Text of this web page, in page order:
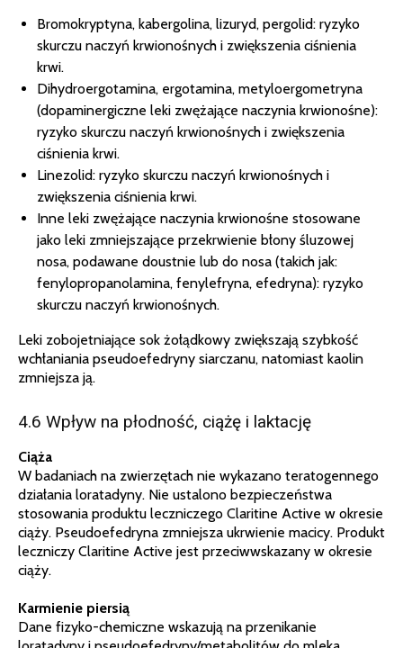
Bromokryptyna, kabergolina, lizuryd, pergolid: ryzyko
skurczu naczyń krwionośnych i zwiększenia ciśnienia
krwi.
Dihydroergotamina, ergotamina, metyloergometryna
(dopaminergiczne leki zwężające naczynia krwionośne):
ryzyko skurczu naczyń krwionośnych i zwiększenia
ciśnienia krwi.
Linezolid: ryzyko skurczu naczyń krwionośnych i
zwiększenia ciśnienia krwi.
Inne leki zwężające naczynia krwionośne stosowane
jako leki zmniejszające przekrwienie błony śluzowej
nosa, podawane doustnie lub do nosa (takich jak:
fenylopropanolamina, fenylefryna, efedryna): ryzyko
skurczu naczyń krwionośnych.
Leki zobojetniające sok żołądkowy zwiększają szybkość
wchłaniania pseudoefedryny siarczanu, natomiast kaolin
zmniejsza ją.
4.6 Wpływ na płodność, ciążę i laktację
Ciąża
W badaniach na zwierzętach nie wykazano teratogennego
działania loratadyny. Nie ustalono bezpieczeństwa
stosowania produktu leczniczego Claritine Active w okresie
ciąży. Pseudoefedryna zmniejsza ukrwienie macicy. Produkt
leczniczy Claritine Active jest przeciwwskazany w okresie
ciąży.
Karmienie piersią
Dane fizyko-chemiczne wskazują na przenikanie